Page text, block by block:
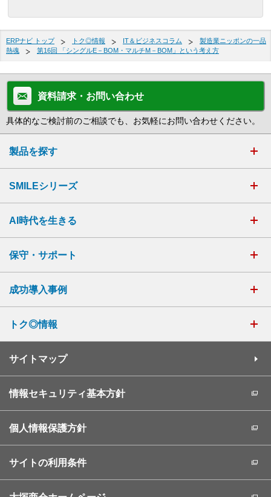
ERPナビ トップ トク◎情報 IT＆ビジネスコラム
製造業ニッポンの一品
熱魂
第16回 「シングルE－BOM・マルチM－BOM」という考え方
資料請求・お問い合わせ
具体的なご検討前のご相談でも、お気軽にお問い合わせください。
製品を探す
SMILEシリーズ
AI時代を生きる
保守・サポート
成功導入事例
トク◎情報
サイトマップ
情報セキュリティ基本方針
個人情報保護方針
サイトの利用条件